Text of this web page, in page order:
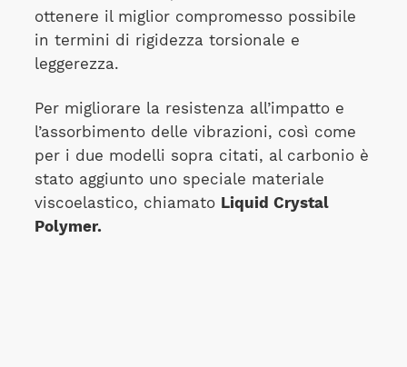
ottenere il miglior compromesso possibile
in termini di rigidezza torsionale e
leggerezza.
Per migliorare la resistenza all’impatto e
l’assorbimento delle vibrazioni, così come
per i due modelli sopra citati, al carbonio è
stato aggiunto uno speciale materiale
viscoelastico, chiamato Liquid Crystal
Polymer.